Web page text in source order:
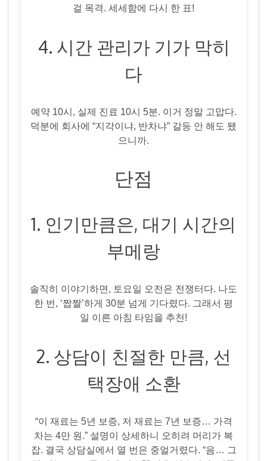
걸 목격. 세세함에 다시 한 표!
4. 시간 관리가 기가 막히
다
예약 10시, 실제 진료 10시 5분. 이거 정말 고맙다.
덕분에 회사에 “지각이냐, 반차냐” 갈등 안 해도 됐
으니까.
단점
1. 인기만큼은, 대기 시간의
부메랑
솔직히 이야기하면, 토요일 오전은 전쟁터다. 나도
한 번, ‘짭짤’하게 30분 넘게 기다렸다. 그래서 평
일 이른 아침 타임을 추천!
2. 상담이 친절한 만큼, 선
택장애 소환
“이 재료는 5년 보증, 저 재료는 7년 보증… 가격
차는 4만 원.” 설명이 상세하니 오히려 머리가 복
잡. 결국 상담실에서 열 번은 중얼거렸다. “음… 그